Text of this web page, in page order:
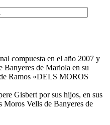
compuesta en el año 2007 y
Banyeres de Mariola en su
Ramos «DELS MOROS
Gisbert por sus hijos, en sus
Moros Vells de Banyeres de